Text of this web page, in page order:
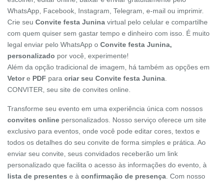
WhatsApp, Facebook, Instagram, Telegram, e-mail ou imprimir.
Crie seu Convite festa Junina virtual pelo celular e compartilhe
com quem quiser sem gastar tempo e dinheiro com isso. É muito
legal enviar pelo WhatsApp o Convite festa Junina,
personalizado por você, experimente!
Além da opção tradicional de imagem, há também as opções em
Vetore PDF para criar seu Convite festa Junina
CONVITER, seu site de convites online.
Transforme seu evento em uma experiência única com nossos
convites online personalizados. Nosso serviço oferece um site
exclusivo para eventos, onde você pode editar cores, textos e
todos os detalhes do seu convite de forma simples e prática. Ao
enviar seu convite, seus convidados receberão um link
personalizado que facilita o acesso às informações do evento, à
lista de presentes e à confirmação de presença . Com nosso